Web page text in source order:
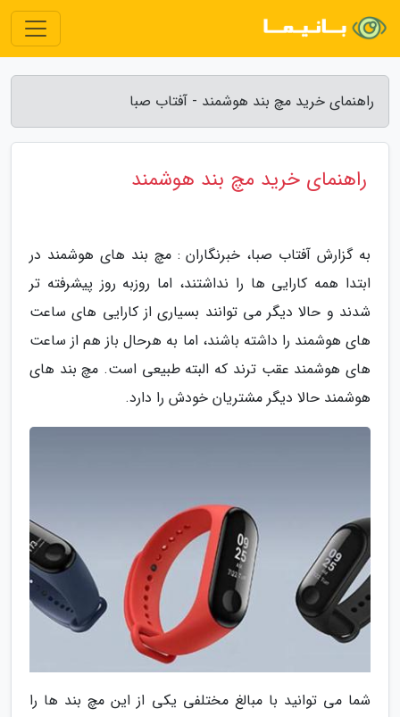
راهنمای خرید مچ بند هوشمند - آفتاب صبا
راهنمای خرید مچ بند هوشمند
به گزارش آفتاب صبا، خبرنگاران : مچ بند های هوشمند در
ابتدا همه کارایی ها را نداشتند، اما روزبه روز پیشرفته تر
شدند و حالا دیگر می توانند بسیاری از کارایی های ساعت
های هوشمند را داشته باشند، اما به هرحال باز هم از ساعت
های هوشمند عقب ترند که البته طبیعی است. مچ بند های
هوشمند حالا دیگر مشتریان خودش را دارد.
شما می توانید با مبالغ مختلفی یکی از این مچ بند ها را